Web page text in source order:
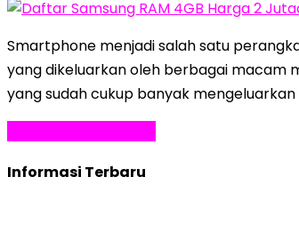
Smartphone menjadi salah satu
yang dikeluarkan oleh berbagai macam
yang sudah cukup banyak
Informasi Terbaru